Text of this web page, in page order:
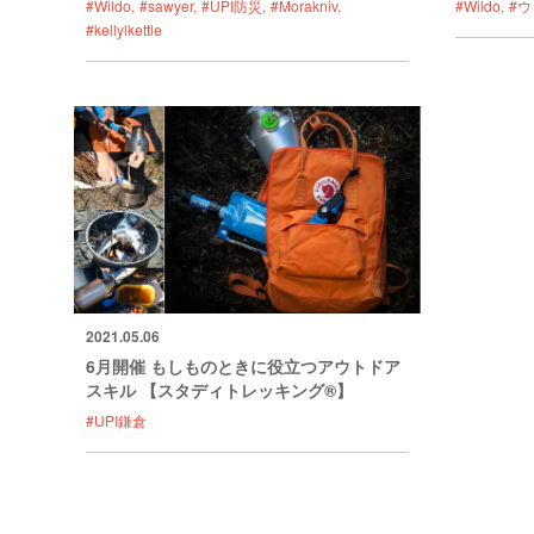
#Wildo #sawyer #UPI防災 #Morakniv
#kellylkettle
#Wildo #
2021.05.06
6月開催 もしものときに役立つアウトドア
スキル 【スタディトレッキング®】
#UPI鎌倉